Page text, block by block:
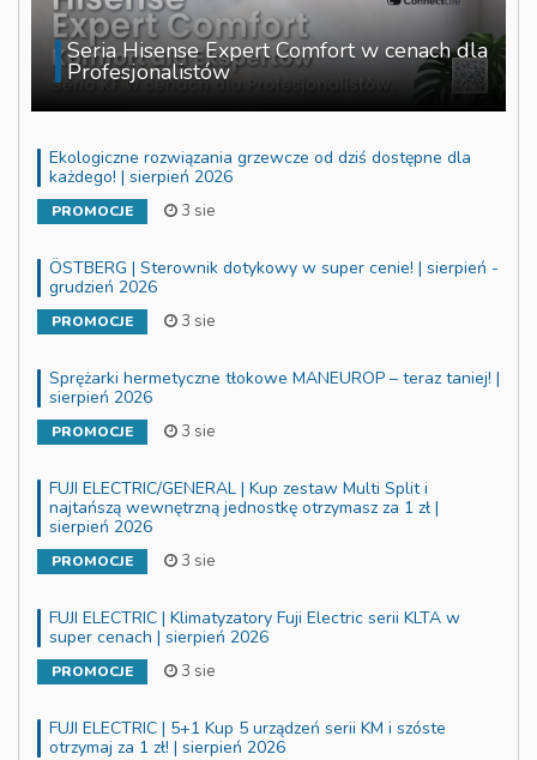
Seria Hisense Expert Comfort w cenach dla
Profesjonalistów
Ekologiczne rozwiązania grzewcze od dziś dostępne dla
każdego! | sierpień 2026
PROMOCJE 3 sie
ÖSTBERG | Sterownik dotykowy w super cenie! | sierpień -
grudzień 2026
PROMOCJE 3 sie
Sprężarki hermetyczne tłokowe MANEUROP – teraz taniej! |
sierpień 2026
PROMOCJE 3 sie
FUJI ELECTRIC/GENERAL | Kup zestaw Multi Split i
najtańszą wewnętrzną jednostkę otrzymasz za 1 zł |
sierpień 2026
PROMOCJE 3 sie
FUJI ELECTRIC | Klimatyzatory Fuji Electric serii KLTA w
super cenach | sierpień 2026
PROMOCJE 3 sie
FUJI ELECTRIC | 5+1 Kup 5 urządzeń serii KM i szóste
otrzymaj za 1 zł! | sierpień 2026